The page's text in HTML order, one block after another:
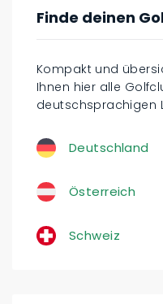
Finde deinen
Kompakt und
Ihnen hier alle
deutschsprachigen
Deutschland
Österreich
Schweiz